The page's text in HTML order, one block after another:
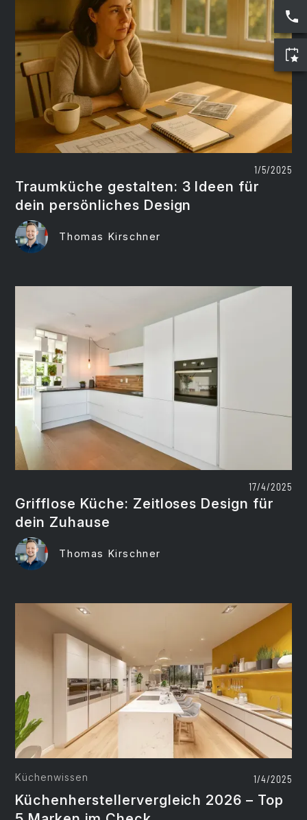
1/5/2025
Traumküche gestalten: 3 Ideen für
dein persönliches Design
Thomas Kirschner
17/4/2025
Grifflose Küche: Zeitloses Design für
dein Zuhause
Thomas Kirschner
Küchenwissen 1/4/2025
Küchenherstellervergleich 2026 – Top